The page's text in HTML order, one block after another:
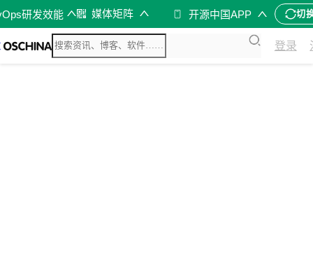
研发效能 媒体矩阵 开源中国APP 切
登录